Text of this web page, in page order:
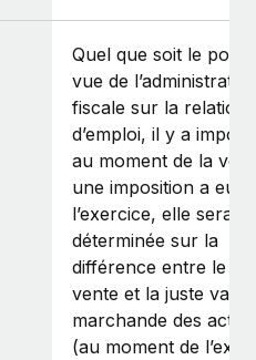
Quel que soit le point
vue de
fiscale sur la relation
d’emploi, il y a
au moment de la
une imposition a eu
l’exercice, elle sera
déterminée sur la
différence entre le
vente et la juste
marchande des
(au moment de